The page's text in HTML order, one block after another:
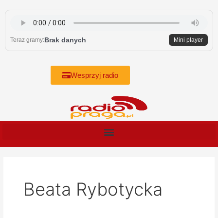
content
Teraz gramy:Brak danych Mini player
Wesprzyj radio
Beata Rybotycka